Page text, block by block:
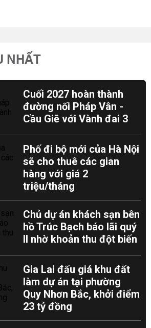
NHẤT
Cuối 2027 hoàn thành
đường nối Pháp Vân -
Cầu Giẽ với Vành đai 3
Phố đi bộ mới của Hà Nội
sẽ cho thuê các gian
hàng với giá 2
triệu/tháng
Chủ dự án khách sạn bên
hồ Trúc Bạch báo lãi quý
II nhờ khoản thu đột biến
Gia Lai đấu giá khu đất
làm dự án tại phường
Quy Nhơn Bắc, khởi điểm
23 tỷ đồng